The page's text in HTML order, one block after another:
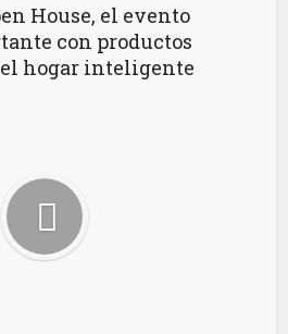
House, el evento
con productos
hogar inteligente